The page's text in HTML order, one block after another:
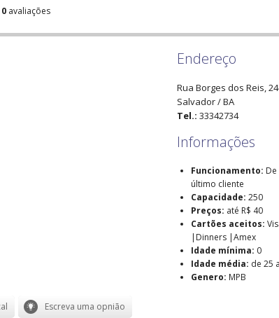
0 avaliações
Endereço
Rua Borges dos Reis,
Salvador/BA
Tel.: 33342734
Informações
Funcionamento:
último cliente
Capacidade: 250
Preços: até R$ 40
Cartões aceitos:
|Dinners |Amex
Idade mínima: 0
Idade média: de 25
Genero: MPB